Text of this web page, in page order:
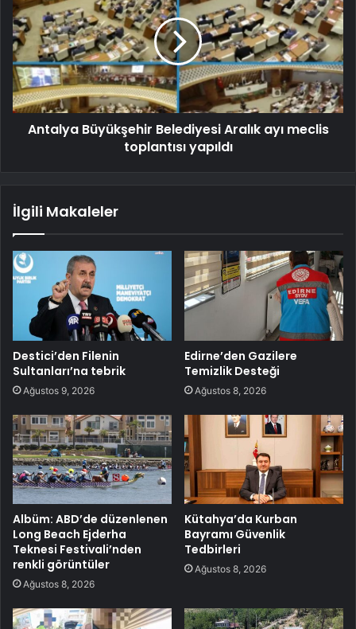
Antalya Büyükşehir Belediyesi Aralık ayı meclis
toplantısı yapıldı
İlgili Makaleler
Destici’den Filenin
Sultanları’na tebrik
Ağustos 9, 2026
Edirne’den Gazilere
Temizlik Desteği
Ağustos 8, 2026
Albüm: ABD’de düzenlenen
Long Beach Ejderha
Teknesi Festivali’nden
renkli görüntüler
Ağustos 8, 2026
Kütahya’da Kurban
Bayramı Güvenlik
Tedbirleri
Ağustos 8, 2026